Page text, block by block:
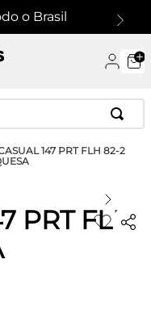
o Brasil
147 PRT FLH 82-2
PRT FLH